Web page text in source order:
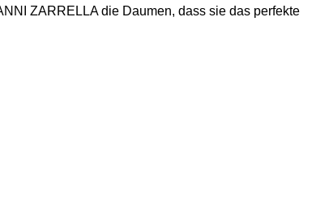
ZARRELLA die Daumen, dass sie das perfekte